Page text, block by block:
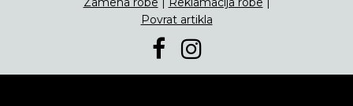
Povrat artikla